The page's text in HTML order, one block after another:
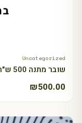
Uncategorized
שובר מתנה 500 ש"ח
₪500.00